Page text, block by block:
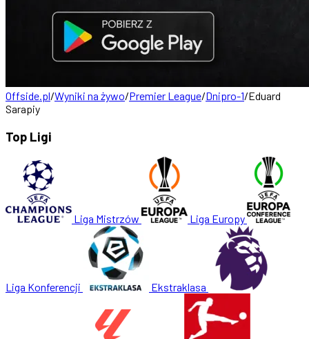
Offside.pl/Wyniki na żywo/Premier League/Dnipro-1/Eduard
Sarapiy
Top Ligi
Liga Mistrzów Liga Europy
Liga Konferencji Ekstraklasa